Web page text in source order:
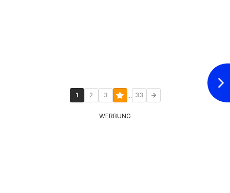
1 2 3 ... 33
WERBUNG